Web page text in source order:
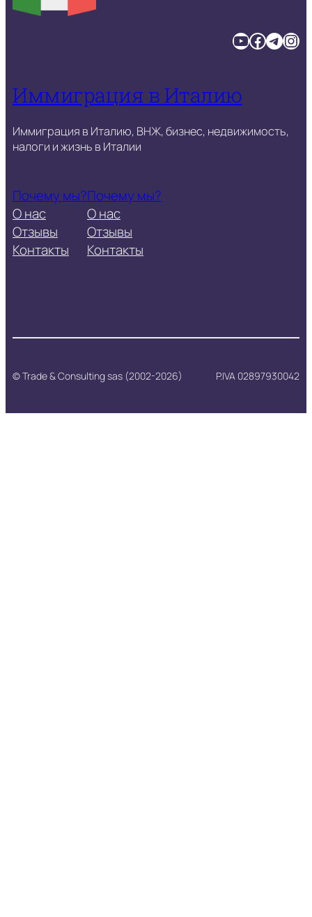
YouTube Facebook TelegramInstagram
Иммиграция в Италию
Иммиграция в Италию, ВНЖ, бизнес, недвижимость,
налоги и жизнь в Италии
Почему мы?
О нас
Отзывы
Контакты
Почему мы?
О нас
Отзывы
Контакты
© Trade & Consulting sas (2002-2026) P.IVA 02897930042